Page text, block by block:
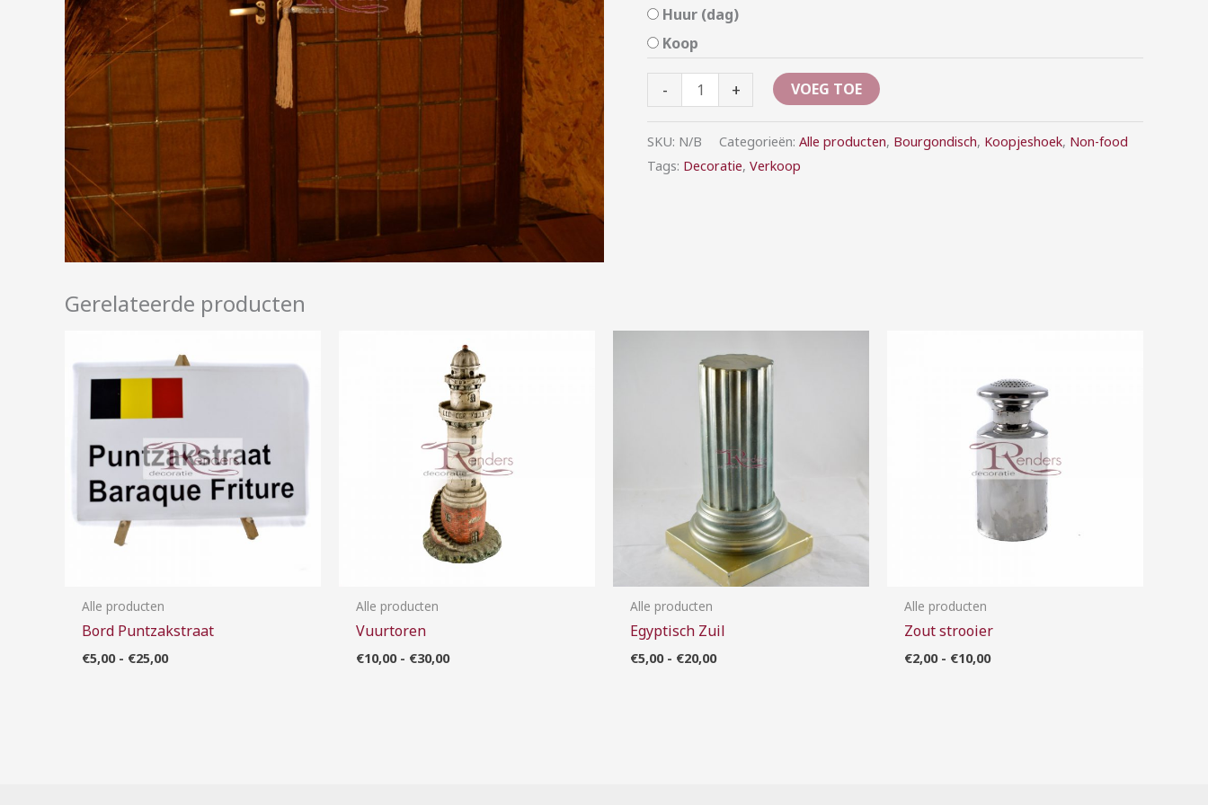
Huur (dag)
Koop
- + VOEG TOE
SKU: N/B Categorieën: Alle producten, Bourgondisch, Koopjeshoek, Non-food
Tags: Decoratie, Verkoop
Gerelateerde producten
Alle producten
Bord Puntzakstraat
€5,00 - €25,00
€5,00
tot
Alle producten
Vuurtoren
€10,00 - €30,00
€10,00
tot
€30,00
Alle producten
Egyptisch Zuil
€5,00 - €20,00
€5,00
tot
€20,00
Alle producten
Zout strooier
€2,00 - €10,00
€10,00